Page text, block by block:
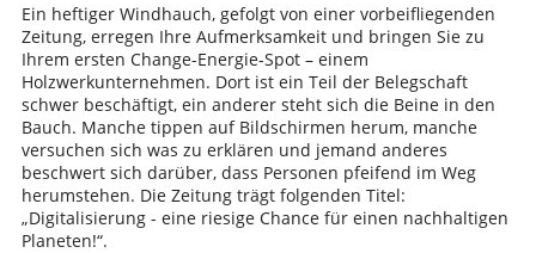
Ein heftiger Windhauch, gefolgt von einer vorbeifliegenden
Zeitung, erregen Ihre Aufmerksamkeit und bringen Sie zu
Ihrem ersten Change-Energie-Spot – einem
Holzwerkunternehmen. Dort ist ein Teil der Belegschaft
schwer beschäftigt, ein anderer steht sich die Beine in den
Bauch. Manche tippen auf Bildschirmen herum, manche
versuchen sich was zu erklären und jemand anderes
beschwert sich darüber, dass Personen pfeifend im Weg
herumstehen. Die Zeitung trägt folgenden Titel:
„Digitalisierung - eine riesige Chance für einen nachhaltigen
Planeten!“.